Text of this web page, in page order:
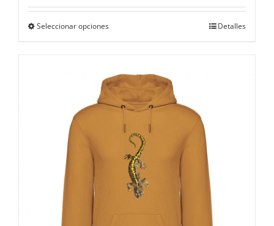
Seleccionar opciones
variantes.
Las
opciones
se
pueden
elegir
página
producto
Detalles